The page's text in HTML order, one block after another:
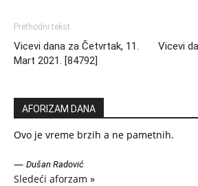
Prethodni tekst
Vicevi dana za Četvrtak, 11.
Mart 2021. [84792]
Vicevi
AFORIZAM DANA
Ovo je vreme brzih a ne pametnih.
— Dušan Radović
Sledeći aforzam »